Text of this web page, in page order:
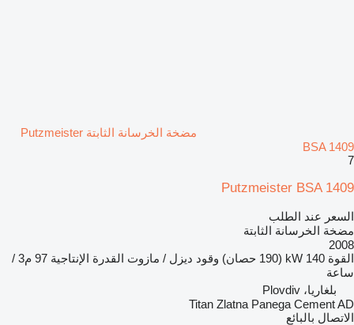
مضخة الخرسانة الثابتة Putzmeister
BSA 1409
7
Putzmeister BSA 1409
السعر عند الطلب
مضخة الخرسانة الثابتة
2008
القوة 140 kW (190 حصان) وقود ديزل / مازوت القدرة الإنتاجية
97 م3 /
ساعة
بلغاريا، Plovdiv
Titan Zlatna Panega Cement AD
الاتصال بالبائع